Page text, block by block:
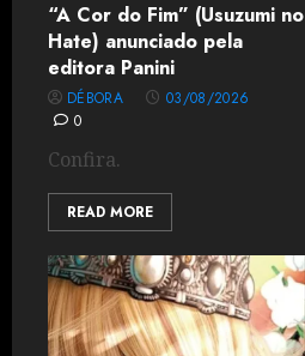
“A Cor do Fim” (Usuzumi no
Hate) anunciado pela
editora Panini
DÉBORA
03/08/2026
0
Confira.
READ MORE